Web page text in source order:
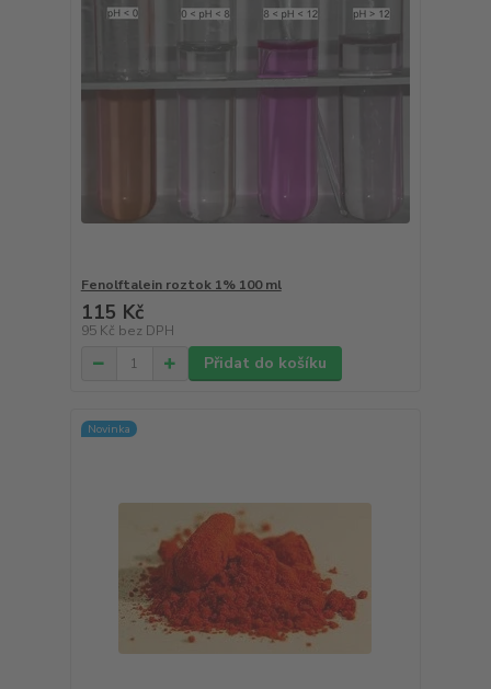
Fenolftalein roztok 1% 100 ml
115 Kč
95 Kč bez DPH
Přidat do košíku
Novinka